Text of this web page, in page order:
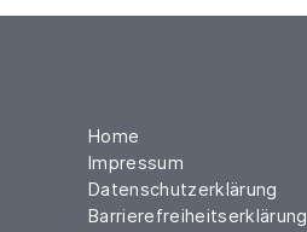
Home
Impressum
Datenschutzerklärung
Barrierefreiheitserklärung